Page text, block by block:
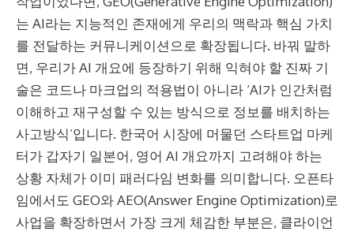
는 AI라는 지능적인 존재에게 우리의 맥락과 핵심 가치
를 전달하는 커뮤니케이션으로 확장됩니다. 바꿔 말하
면, 우리가 AI 개요에 등장하기 위해 익혀야 할 진짜 기
술은 코드나 마크업의 적용법이 아니라 ‘AI가 인간처럼
이해하고 재구성할 수 있는 방식으로 정보를 배치하는
사고방식’입니다. 한국어 시장에 머물던 스타트업 마케
터가 갑자기 일본어, 영어 AI 개요까지 고려해야 하는
상황 자체가 이미 패러다임 변화를 의미합니다. 오픈타
임에서도 GEO와 AEO(Answer Engine Optimization)로
사업을 확장하면서 가장 크게 체감한 부분은, 클라이언